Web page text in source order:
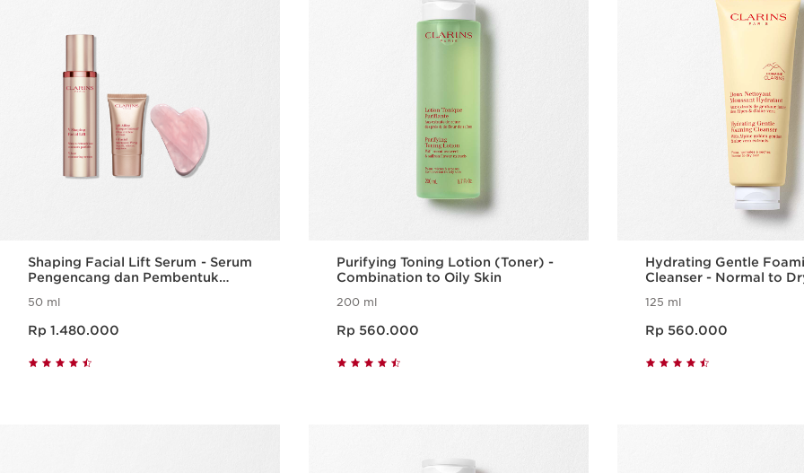
Shaping Facial Lift Serum - Serum
Pengencang dan Pembentuk
50 ml
Rp 1.480.000
Purifying Toning Lotion (Toner) -
Combination to Oily Skin
200 ml
Rp 560.000
Hydrating Gentle
Cleanser - Normal to
125 ml
Rp 560.000